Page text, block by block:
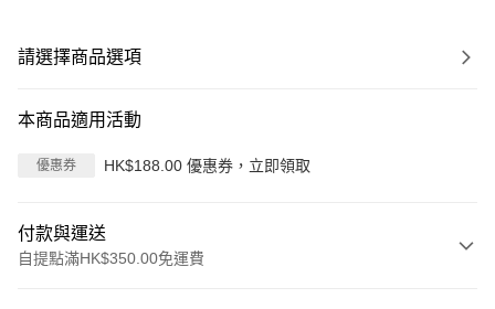
請選擇商品選項
本商品適用活動
優惠券 HK$188.00 優惠券，立即領取
付款與運送
自提點滿HK$350.00免運費